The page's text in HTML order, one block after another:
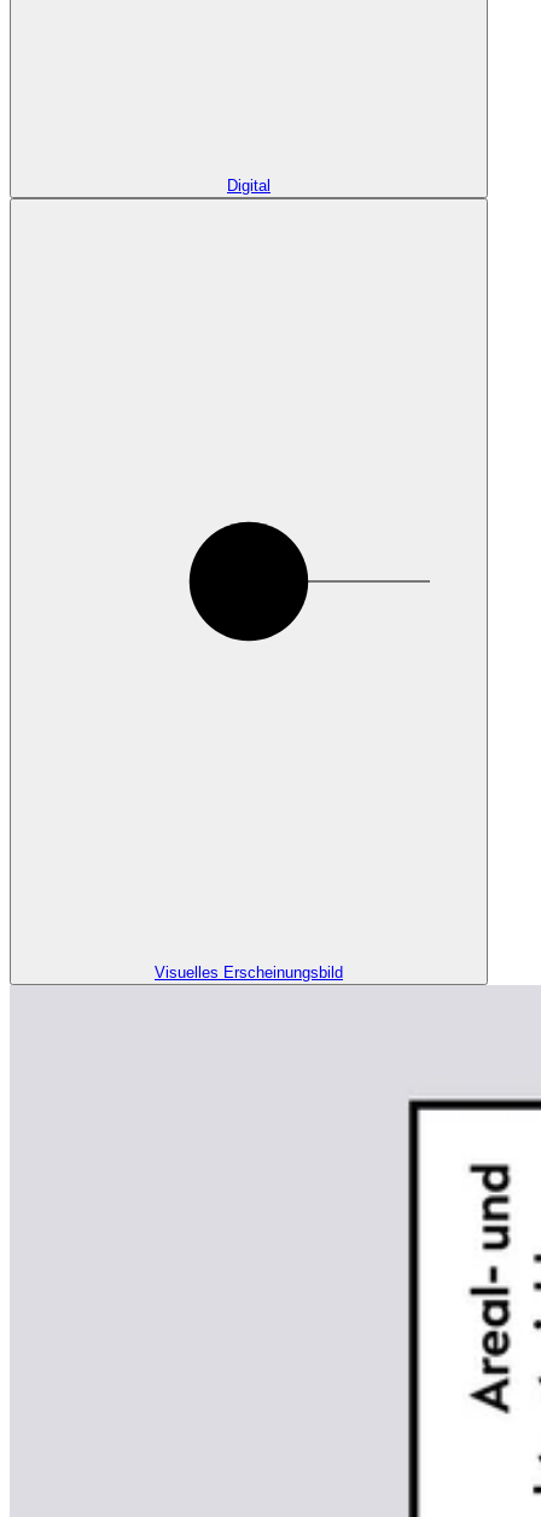
Digital
Visuelles Erscheinungsbild